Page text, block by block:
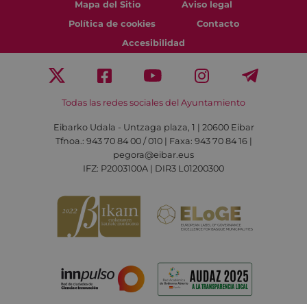
Mapa del Sitio
Aviso legal
Política de cookies
Contacto
Accesibilidad
Todas las redes sociales del Ayuntamiento
Eibarko Udala - Untzaga plaza, 1 | 20600 Eibar
Tfnoa.: 943 70 84 00 / 010 | Faxa: 943 70 84 16 |
pegora@eibar.eus
IFZ: P2003100A | DIR3 L01200300